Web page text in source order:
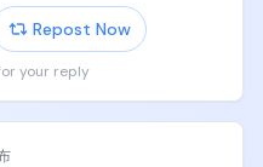
管道、伸出的右手、终点
撑的左手被转到管道下侧
重力直坠入泳池，砸起大
在原位持续自转。
，完成了可以互相打个招
答，不会把整个聊天记录
Repost Now
your reply